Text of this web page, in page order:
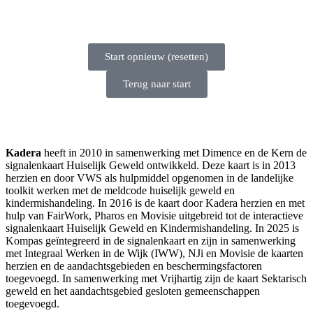
Start opnieuw (resetten)
Terug naar start
Kadera heeft in 2010 in samenwerking met Dimence en de Kern de
signalenkaart Huiselijk Geweld ontwikkeld. Deze kaart is in 2013
herzien en door VWS als hulpmiddel opgenomen in de landelijke
toolkit werken met de meldcode huiselijk geweld en
kindermishandeling. In 2016 is de kaart door Kadera herzien en met
hulp van FairWork, Pharos en Movisie uitgebreid tot de interactieve
signalenkaart Huiselijk Geweld en Kindermishandeling. In 2025 is
Kompas geïntegreerd in de signalenkaart en zijn in samenwerking
met Integraal Werken in de Wijk (IWW), NJi en Movisie de kaarten
herzien en de aandachtsgebieden en beschermingsfactoren
toegevoegd. In samenwerking met Vrijhartig zijn de kaart Sektarisch
geweld en het aandachtsgebied gesloten gemeenschappen
toegevoegd.